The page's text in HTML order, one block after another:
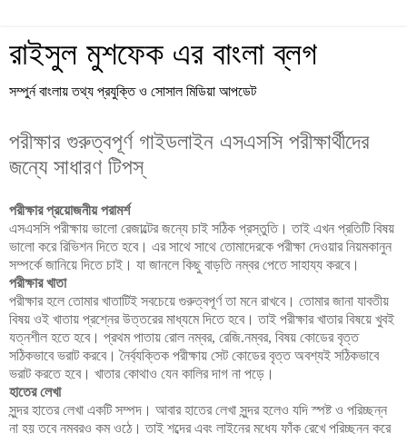
রাইসুল মুশফেক এর বাংলা ব্লগ
সম্পুর্ন বাংলায় তথ্য প্রযুক্তি ও সোসাল মিডিয়া আপডেট
পরীক্ষার গুরুত্বপূর্ণ গাইডলাইন এসএসসি পরীক্ষার্থীদের
জন্যে সাধারণ টিপস্
পরীক্ষার প্রয়োজনীয় পরামর্শ
এসএসসি পরীক্ষায় ভালো রেজাল্টের জন্যে চাই সঠিক প্রস্তুতি। তাই এখন প্রতিটি বিষয়
ভালো করে রিভিশন দিতে হবে। এর সাথে সাথে তোমাদেরকে পরীক্ষা দেওয়ার নিয়মকানুন
সম্পর্কে জানিয়ে দিতে চাই। যা জানলে কিছু বাড়তি নম্বর পেতে সাহায্য করবে।
পরীক্ষার খাতা
পরীক্ষার হলে তোমার খাতাটিই সবচেয়ে গুরুত্বপূর্ণ তা মনে রাখবে। তোমার জানা যাবতীয়
বিষয় ওই খাতায় প্রশ্নের উত্তরের মাধ্যমে দিতে হবে। তাই পরীক্ষার খাতার বিষয়ে খুবই
যত্নশীল হতে হবে। প্রথম পাতায় রোল নম্বর, রেজি.নম্বর, বিষয় কোডের বৃত্ত
সঠিকভাবে ভরাট করবে। নৈর্ব্যক্তিক পরীক্ষায় সেট কোডের বৃত্ত অবশ্যই সঠিকভাবে
ভরাট করতে হবে। খাতার কোথাও যেন কালির দাগ না পড়ে।
হাতের লেখা
সুন্দর হাতের লেখা একটি সম্পদ। আবার হাতের লেখা সুন্দর হলেও যদি স্পষ্ট ও পরিচ্ছন্ন
না হয় তবে নম্বরও কম ওঠে। তাই শব্দের এবং লাইনের মধ্যে ফাঁক রেখে পরিচ্ছন্ন করে